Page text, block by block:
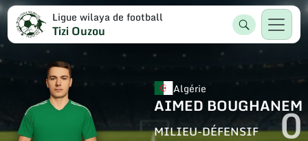
Ligue wilaya de football
Tizi Ouzou
Algérie
AIMED BOUGHANEM
MILIEU-DÉFENSIF 0